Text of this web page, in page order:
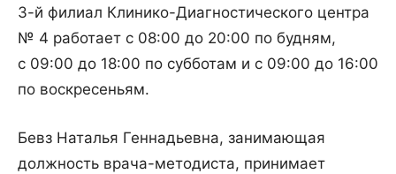
3-й филиал Клинико-Диагностического центра
№ 4 работает с 08:00 до 20:00 по будням,
с 09:00 до 18:00 по субботам и с 09:00 до 16:00
по воскресеньям.
Бевз Наталья Геннадьевна, занимающая
должность врача-методиста, принимает